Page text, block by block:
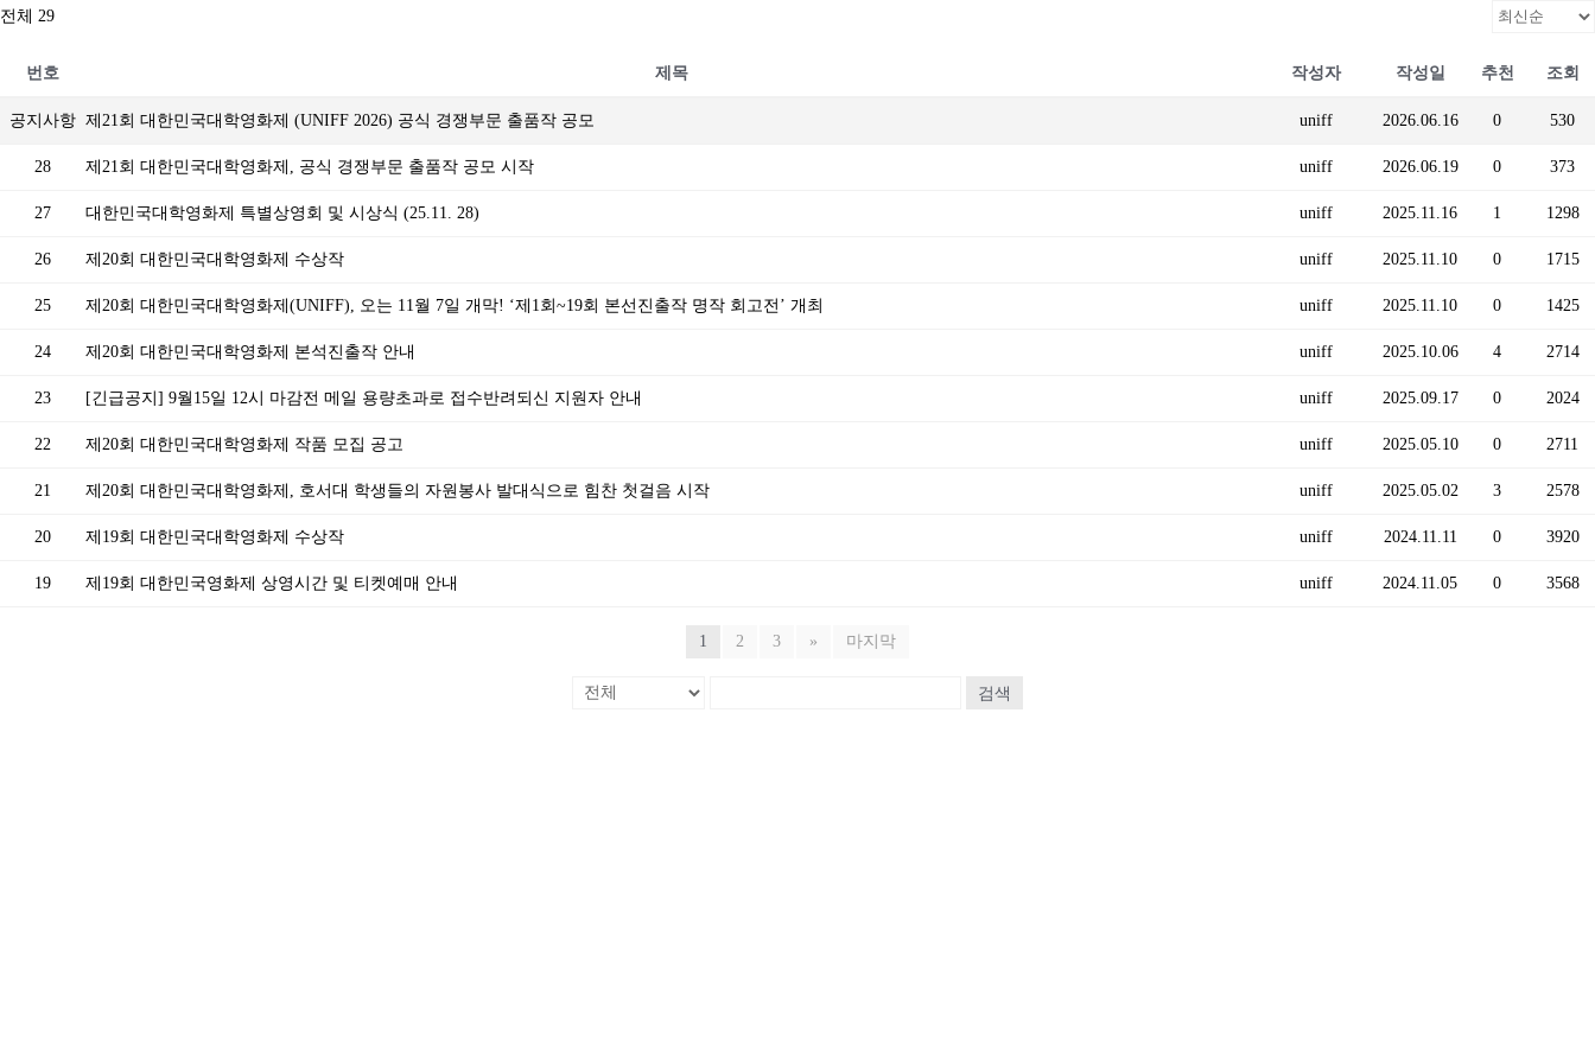
전체 29
번호 제목 작성자 작성일 추천 조회
공지사항 제21회 대한민국대학영화제 (UNIFF 2026) 공식 경쟁부문 출품작 공모 uniff 2026.06.16 0 530
28 제21회 대한민국대학영화제, 공식 경쟁부문 출품작 공모 시작 uniff 2026.06.19 0 373
27 대한민국대학영화제 특별상영회 및 시상식 (25.11. 28) uniff 2025.11.16 1 1298
26 제20회 대한민국대학영화제 수상작 uniff 2025.11.10 0 1715
25 제20회 대한민국대학영화제(UNIFF), 오는 11월 7일 개막! ‘제1회~19회 본선진출작 명작 회고전’ 개최 uniff 2025.11.10 0 1425
24 제20회 대한민국대학영화제 본석진출작 안내 uniff 2025.10.06 4 2714
23 [긴급공지] 9월15일 12시 마감전 메일 용량초과로 접수반려되신 지원자 안내 uniff 2025.09.17 0 2024
22 제20회 대한민국대학영화제 작품 모집 공고 uniff 2025.05.10 0 2711
21 제20회 대한민국대학영화제, 호서대 학생들의 자원봉사 발대식으로 힘찬 첫걸음 시작 uniff 2025.05.02 3 2578
20 제19회 대한민국대학영화제 수상작 uniff 2024.11.11 0 3920
19 제19회 대한민국영화제 상영시간 및 티켓예매 안내 uniff 2024.11.05 0 3568
1 2 3 » 마지막
검색